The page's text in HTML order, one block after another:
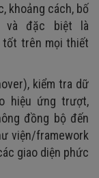
khoảng cách, bố
và đặc biệt là
tốt trên mọi thiết
kiểm tra dữ
hiệu ứng trượt,
đồng bộ đến
viện/framework
giao diện phức